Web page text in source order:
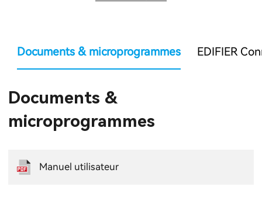
Documents & microprogrammes EDIFIER
Documents &
microprogrammes
Manuel utilisateur